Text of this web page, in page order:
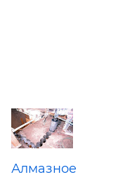
Алмазное